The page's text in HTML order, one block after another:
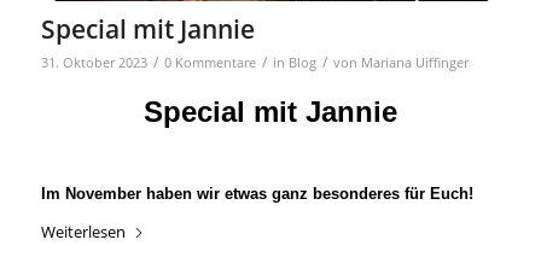
Special mit Jannie
31. Oktober 2023 / 0 Kommentare / in Blog / von Mariana Uiffinger
Special mit Jannie
Im November haben wir etwas ganz besonderes für Euch!
Weiterlesen